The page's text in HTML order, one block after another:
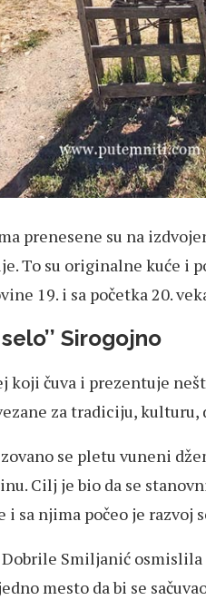
prenesene su na
To su originalne kuće i
19. i sa početka 20.
Sirogojno
koji čuva i prezentuje
za tradiciju,
se pletu vuneni
Cilj je bio da se
sa njima počeo je razvoj
Smiljanić osmislila
mesto da bi se